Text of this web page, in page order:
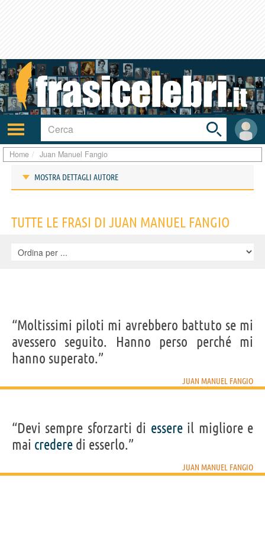
Attiva/disattiva
navigazione
User
area
Toggle
search
bar
Home Juan Manuel Fangio
MOSTRA DETTAGLI AUTORE
IDENTIKIT E DATI ANAGRAFICI
Juan Manuel
Cognome Fangio
24 giugno 1911 a Balcarce
Morto 17 luglio 1995 a Buenos Aires
Professione pilota automobilistico
Frasi, citazioni e aforismi di Juan Manuel Fangio
7IN ITALIANO
TUTTE LE FRASI DI JUAN MANUEL FANGIO
“Moltissimi piloti mi avrebbero battuto se mi
avessero seguito. Hanno perso perché mi
hanno superato.”
JUAN MANUEL FANGIO
“Devi sempre sforzarti di essereil migliore e
mai credere di esserlo.”
JUAN MANUEL FANGIO